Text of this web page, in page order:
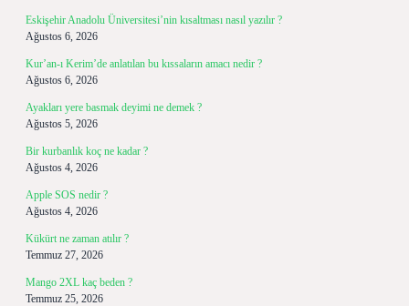
Eskişehir Anadolu Üniversitesi’nin kısaltması nasıl yazılır ?
Ağustos 6, 2026
Kur’an-ı Kerim’de anlatılan bu kıssaların amacı nedir ?
Ağustos 6, 2026
Ayakları yere basmak deyimi ne demek ?
Ağustos 5, 2026
Bir kurbanlık koç ne kadar ?
Ağustos 4, 2026
Apple SOS nedir ?
Ağustos 4, 2026
Kükürt ne zaman atılır ?
Temmuz 27, 2026
Mango 2XL kaç beden ?
Temmuz 25, 2026